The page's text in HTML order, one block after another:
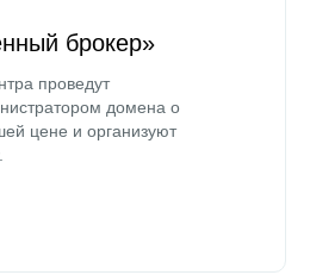
брокер»
проведут
домена о
цене и организуют